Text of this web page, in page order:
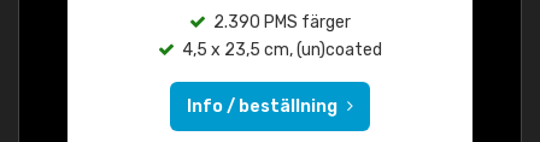
2.390 PMS färger
4,5 x 23,5 cm, (un)coated
Info / beställning